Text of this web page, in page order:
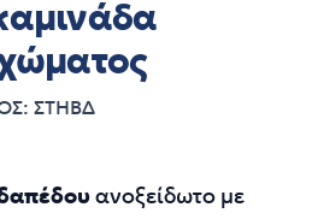
ΣΤΗΒΔ
ανοξείδωτο με